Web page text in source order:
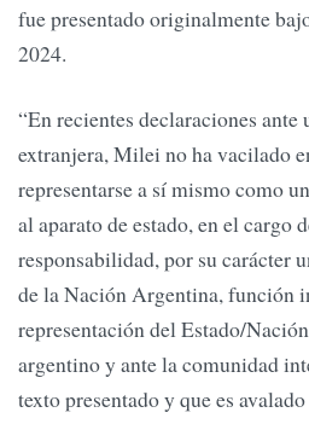
fue presentado originalmente
2024.
“En recientes declaraciones ante
extranjera, Milei no ha vacilado
representarse a sí mismo como
al aparato de estado, en el cargo
responsabilidad, por su carácter
de la Nación Argentina, función
representación del Estado/
argentino y ante la comunidad
texto presentado y que es